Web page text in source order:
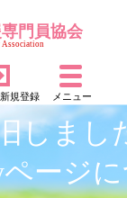
門員協会
Association
規登録 メニュー
しまし
ージ